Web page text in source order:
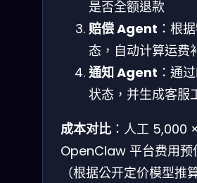
是否全额退款
赔偿 Agent ：根
态，自动计算运费
通知 Agent ：通
状态，并生成客服
成本对比 ：人工 5,000
OpenClaw 平台费用
（根据公开定价模型推